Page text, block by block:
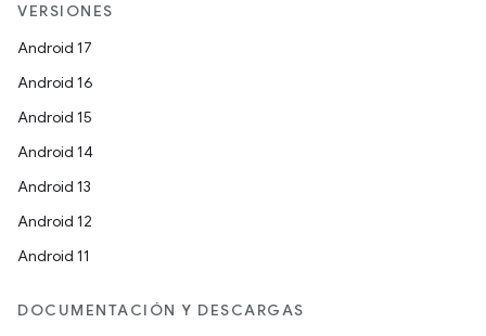
VERSIONES
Android 17
Android 16
Android 15
Android 14
Android 13
Android 12
Android 11
DOCUMENTACIÓN Y DESCARGAS